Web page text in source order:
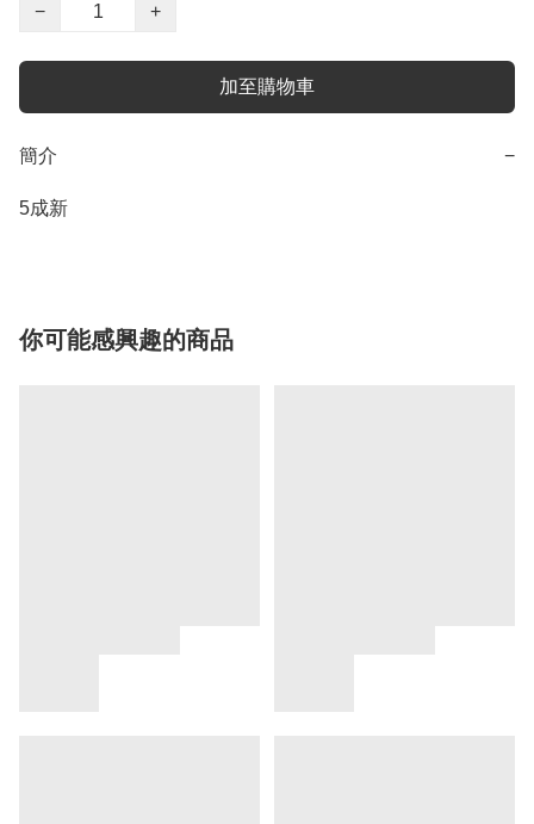
−
+
加至購物車
簡介 −
5成新
你可能感興趣的商品